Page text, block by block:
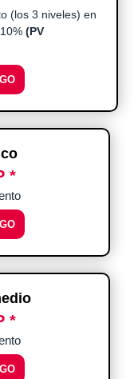
(los 3 niveles) en
(PV
*
*